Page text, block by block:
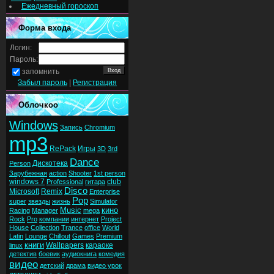
Ежедневный гороскоп
Форма входа
Логин:
Пароль:
запомнить
Забыл пароль
Регистрация
Облочкоо
Windows Запись Chromium
mp3 RePack Игры 3D 3rd
Person Дискотека Dance
Зарубежная action Shooter 1st person
windows 7 Professional гитара club
Microsoft Remix Disco Enterprise
super звезды жизнь Pop Simulator
Racing Manager Music mega кино
Rock Pro компании интернет Project
House Collection Trance office World
Latin Lounge Chillout Games Premium
linux книги Wallpapers караоке
детектив боевик аудиокнига комедия
видео детский драма видео урок